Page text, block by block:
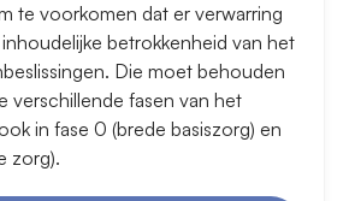
te voorkomen dat er verwarring
betrokkenheid van het
Die moet behouden
verschillende fasen van het
in fase 0 (brede basiszorg) en
zorg).